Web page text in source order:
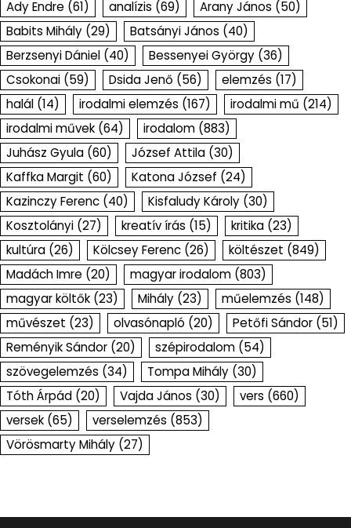
Ady Endre (61) analízis (69) Arany János (50)
Babits Mihály (29) Batsányi János (40)
Berzsenyi Dániel (40) Bessenyei György (36)
Csokonai (59) Dsida Jenő (56) elemzés (17)
halál (14) irodalmi elemzés (167) irodalmi mű (214)
irodalmi művek (64) irodalom (883)
Juhász Gyula (60) József Attila (30)
Kaffka Margit (60) Katona József (24)
Kazinczy Ferenc (40) Kisfaludy Károly (30)
Kosztolányi (27) kreatív írás (15) kritika (23)
kultúra (26) Kölcsey Ferenc (26) költészet (849)
Madách Imre (20) magyar irodalom (803)
magyar költők (23) Mihály (23) műelemzés (148)
művészet (23) olvasónapló (20) Petőfi Sándor (51)
Reményik Sándor (20) szépirodalom (54)
szövegelemzés (34) Tompa Mihály (30)
Tóth Árpád (20) Vajda János (30) vers (660)
versek (65) verselemzés (853)
Vörösmarty Mihály (27)